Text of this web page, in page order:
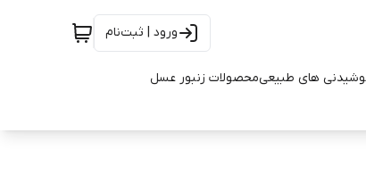
ورود | ثبت‌نام
های طبیعیمحصولات زنبور عسل